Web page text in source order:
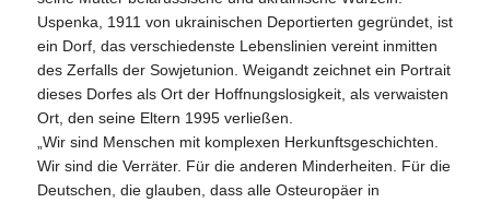
Uspenka, 1911 von ukrainischen Deportierten gegründet, ist
ein Dorf, das verschiedenste Lebenslinien vereint inmitten
des Zerfalls der Sowjetunion. Weigandt zeichnet ein Portrait
dieses Dorfes als Ort der Hoffnungslosigkeit, als verwaisten
Ort, den seine Eltern 1995 verließen.
„Wir sind Menschen mit komplexen Herkunftsgeschichten.
Wir sind die Verräter. Für die anderen Minderheiten. Für die
Deutschen, die glauben, dass alle Osteuropäer in